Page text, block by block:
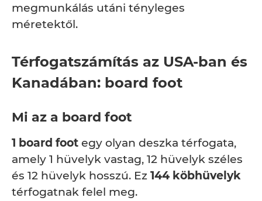
megmunkálás utáni tényleges
méretektől.
Térfogatszámítás az USA-ban és
Kanadában: board foot
Mi az a board foot
1 board foot egy olyan deszka térfogata,
amely 1 hüvelyk vastag, 12 hüvelyk széles
és 12 hüvelyk hosszú. Ez 144 köbhüvelyk
térfogatnak felel meg.